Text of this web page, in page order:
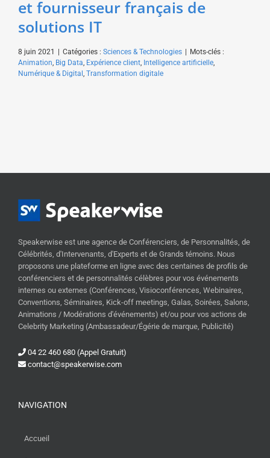
et fournisseur français de
solutions IT
8 juin 2021 Catégories : Sciences & Technologies
Mots-clés :
Animation, Big Data, Expérience client, Intelligence artificielle,
Numérique & Digital , Transformation digitale
Speakerwise est une agence de Conférenciers, de Personnalités, de
Célébrités, d'Intervenants, d'Experts et de Grands témoins. Nous
proposons une plateforme en ligne avec des centaines de profils de
conférenciers et de personnalités célèbres pour vos événements
internes ou externes (Conférences, Visioconférences, Webinaires,
Conventions, Séminaires, Kick-off meetings, Galas, Soirées, Salons,
Animations / Modérations d'événements) et/ou pour vos actions de
Celebrity Marketing (Ambassadeur/Égérie de marque, Publicité)
04 22 460 680 (Appel Gratuit)
contact@speakerwise.com
NAVIGATION
Accueil